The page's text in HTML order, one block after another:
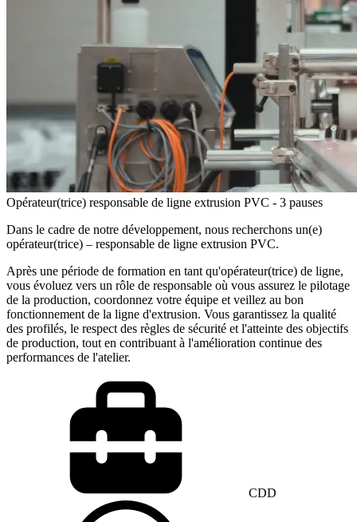
Opérateur(trice) responsable de ligne extrusion PVC - 3 pauses
Dans le cadre de notre développement, nous recherchons un(e)
opérateur(trice) – responsable de ligne extrusion PVC.
Après une période de formation en tant qu'opérateur(trice) de ligne,
vous évoluez vers un rôle de responsable où vous assurez le pilotage
de la production, coordonnez votre équipe et veillez au bon
fonctionnement de la ligne d'extrusion. Vous garantissez la qualité
des profilés, le respect des règles de sécurité et l'atteinte des objectifs
de production, tout en contribuant à l'amélioration continue des
performances de l'atelier.
CDD